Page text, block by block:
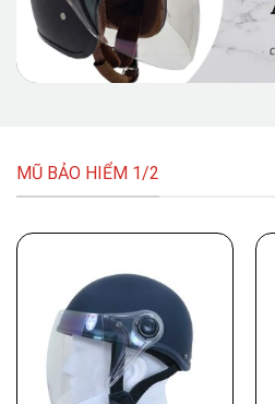
MŨ BẢO HIỂM 1/2